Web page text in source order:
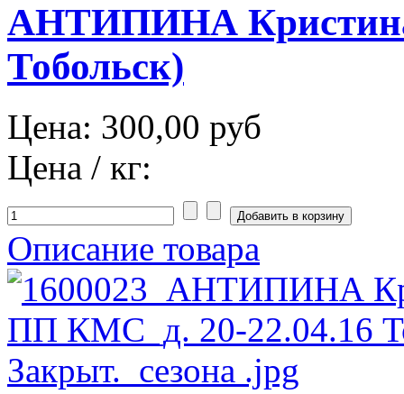
АНТИПИНА
Тобольск)
Цена: 300,00 руб
Цена / кг:
Описание товара